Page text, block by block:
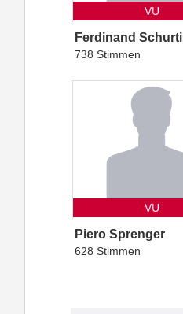
VU
Ferdinand Schurti
738 Stimmen
VU
Piero Sprenger
628 Stimmen